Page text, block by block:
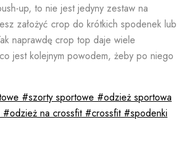
up, to nie jest jedyny zestaw na
założyć crop do krótkich spodenek lub
naprawdę crop top daje wiele
jest kolejnym powodem, żeby po niego
#szorty sportowe #odzież sportowa
na crossfit #crossfit #spodenki